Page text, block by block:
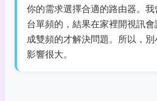
你的需求選擇合適的路由器。
台單頻的，結果在家裡開視訊
成雙頻的才解決問題。所以，
影響很大。